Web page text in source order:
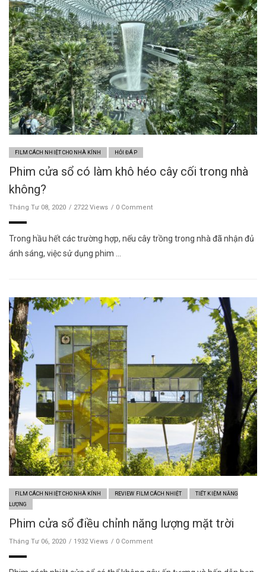
FILM CÁCH NHIỆT CHO NHÀ KÍNH HỎI ĐÁP
Phim cửa sổ có làm khô héo cây cối trong nhà
không?
Tháng Tư 08, 2020 2722 Views 0 Comment
Trong hầu hết các trường hợp, nếu cây trồng trong nhà đã nhận đủ
ánh sáng, việc sử dụng phim …
FILM CÁCH NHIỆT CHO NHÀ KÍNH REVIEW FILM CÁCH NHIỆT
TIẾT KIỆM NĂNG
LƯỢNG
Phim cửa sổ điều chỉnh năng lượng mặt trời
Tháng Tư 06, 2020 1932 Views 0 Comment